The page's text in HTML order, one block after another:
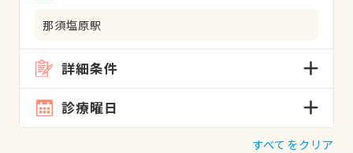
那須塩原駅
詳細条件
診療曜日
すべてをクリア